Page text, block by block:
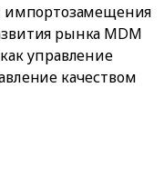
импортозамещения
рынка MDM
управление
качеством